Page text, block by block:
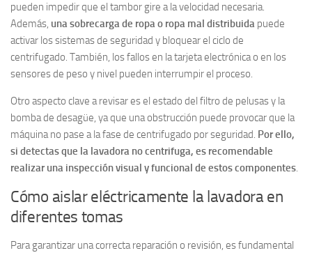
pueden impedir que el tambor gire a la velocidad necesaria.
Además, una sobrecarga de ropa o ropa mal distribuida puede
activar los sistemas de seguridad y bloquear el ciclo de
centrifugado. También, los fallos en la tarjeta electrónica o en los
sensores de peso y nivel pueden interrumpir el proceso.
Otro aspecto clave a revisar es el estado del filtro de pelusas y la
bomba de desagüe, ya que una obstrucción puede provocar que la
máquina no pase a la fase de centrifugado por seguridad. Por ello,
si detectas que la lavadora no centrifuga, es recomendable
realizar una inspección visual y funcional de estos componentes.
Cómo aislar eléctricamente la lavadora en
diferentes tomas
Para garantizar una correcta reparación o revisión, es fundamental